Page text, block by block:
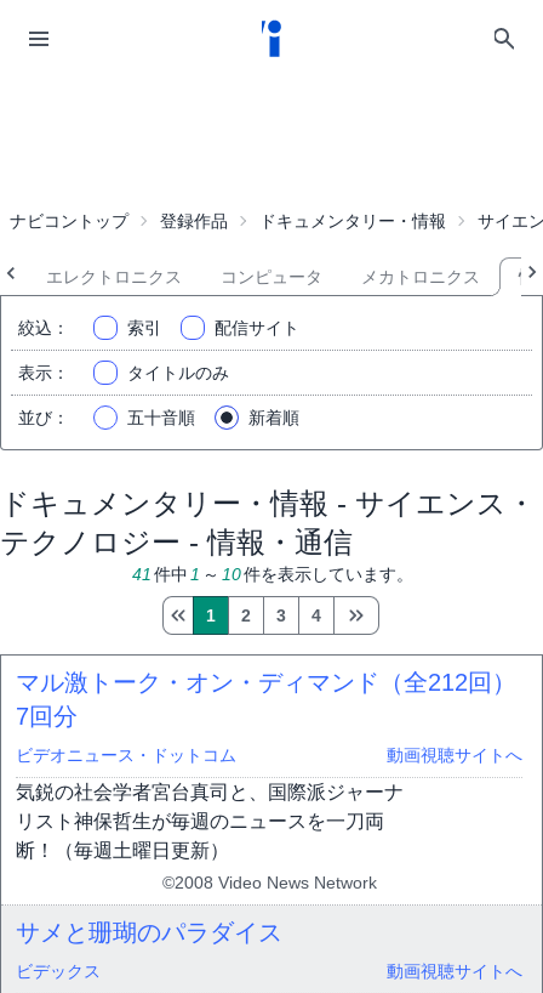
ナビコントップ 登録作品 ドキュメンタリー・情報 サイエ
エレクトロニクス コンピュータ メカトロニクス 情
絞込 ： 索引 配信サイト
表示 ： タイトルのみ
並び ： 五十音順 新着順
ドキュメンタリー・情報 - サイエンス・
テクノロジー - 情報・通信
41 件中 1 ～ 10件を表示しています。
1 2 3 4
マル激トーク・オン・ディマンド（全212回）
7回分
ビデオニュース・ドットコム 動画視聴サイトへ
気鋭の社会学者宮台真司と、国際派ジャーナ
リスト神保哲生が毎週のニュースを一刀両
断！（毎週土曜日更新）
©2008 Video News Network
サメと珊瑚のパラダイス
ビデックス 動画視聴サイトへ